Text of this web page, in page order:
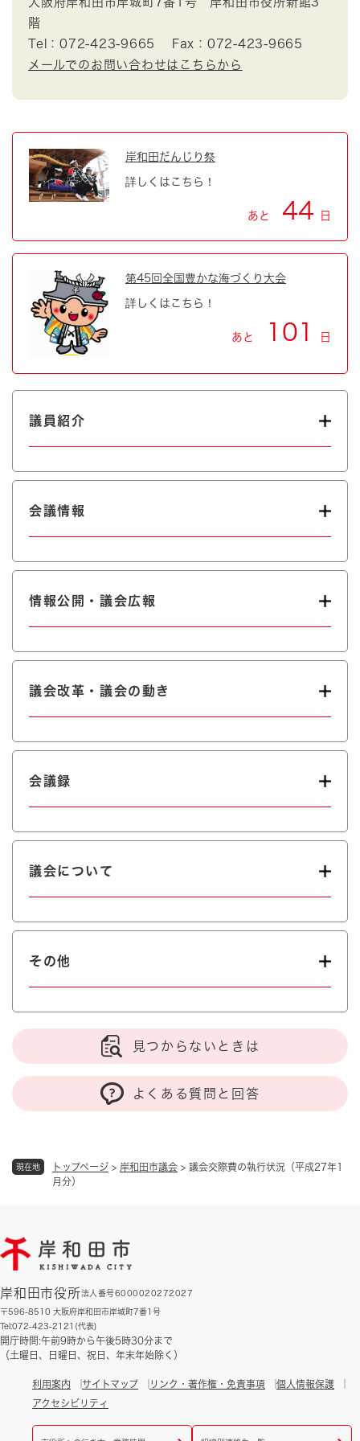
現在地 トップページ > 岸和田市議会 > 議会交際費の執行状況（平成27年1
月分）
階
Tel：072-423-9665
Fax：072-423-9665
メールでのお問い合わせはこちらから
岸和田だんじり祭
詳しくはこちら！
あと 44 日
第45回全国豊かな海づくり大会
詳しくはこちら！
あと 101 日
議員紹介
会議情報
情報公開・議会広報
議会改革・議会の動き
会議録
議会について
その他
見つからないときは
よくある質問と回答
岸和田市役所法人番号6000020272027
〒596-8510 大阪府岸和田市岸城町7番1号
Tel:072-423-2121(代表)
開庁時間:午前9時から午後5時30分まで
（土曜日、日曜日、祝日、年末年始除く）
利用案内 サイトマップ リンク・著作権・免責事項
個人情報保護
アクセシビリティ